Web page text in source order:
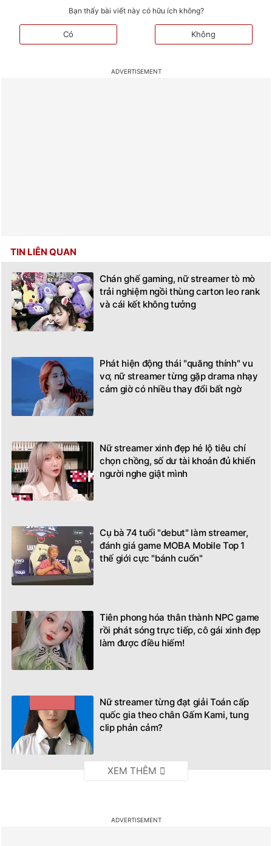
Bạn thấy bài viết này có hữu ích không?
Có Không
TIN LIÊN QUAN
Chán ghế gaming, nữ streamer tò mò
trải nghiệm ngồi thùng carton leo rank
và cái kết không tưởng
Phát hiện động thái "quăng thính" vu
vơ, nữ streamer từng gặp drama nhạy
cảm giờ có nhiều thay đổi bất ngờ
Nữ streamer xinh đẹp hé lộ tiêu chí
chọn chồng, số dư tài khoản đủ khiến
người nghe giật mình
Cụ bà 74 tuổi "debut" làm streamer,
đánh giá game MOBA Mobile Top 1
thế giới cực "bánh cuốn"
Tiên phong hóa thân thành NPC game
rồi phát sóng trực tiếp, cô gái xinh đẹp
làm được điều hiếm!
Nữ streamer từng đạt giải Toán cấp
quốc gia theo chân Gấm Kami, tung
clip phản cảm?